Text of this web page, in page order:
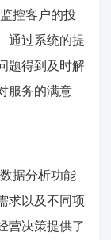
控客户的投
通过系统的提
题得到及时解
服务的满意
据分析功能
求以及不同项
营决策提供了